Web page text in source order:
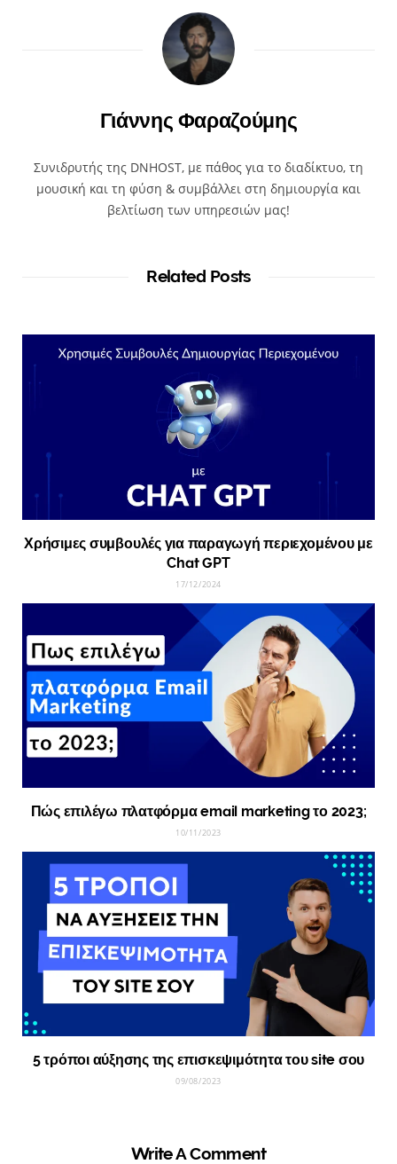
Γιάννης Φαραζούμης
Συνιδρυτής της DNHOST, με πάθος για το διαδίκτυο, τη
μουσική και τη φύση & συμβάλλει στη δημιουργία και
βελτίωση των υπηρεσιών μας!
Related Posts
Χρήσιμες συμβουλές για παραγωγή περιεχομένου με
Chat GPT
17/12/2024
Πώς επιλέγω πλατφόρμα email marketing το 2023;
10/11/2023
5 τρόποι αύξησης της επισκεψιμότητα του site σου
09/08/2023
Write A Comment